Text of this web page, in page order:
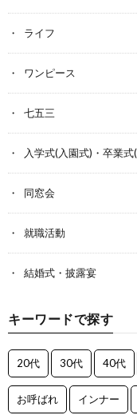
ライフ
ワンピース
七五三
入学式(入園式)・卒業式
同窓会
就職活動
結婚式・披露宴
キーワードで探す
20代 30代 40代
お呼ばれ インナー